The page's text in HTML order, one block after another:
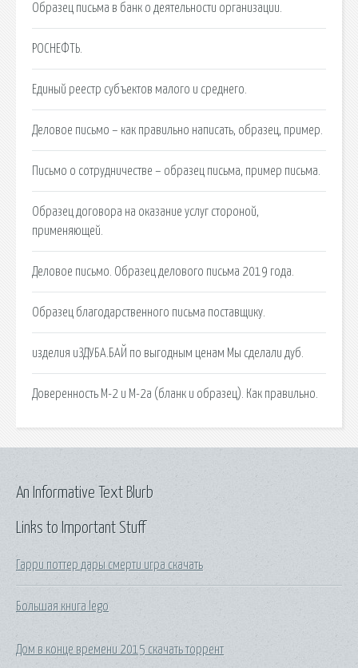
Образец письма в банк о деятельности организации.
РОСНЕФТЬ.
Единый реестр субъектов малого и среднего.
Деловое письмо – как правильно написать, образец, пример.
Письмо о сотрудничестве – образец письма, пример письма.
Образец договора на оказание услуг стороной,
применяющей.
Деловое письмо. Образец делового письма 2019 года.
Образец благодарственного письма поставщику.
изделия иЗДУБА.БАЙ по выгодным ценам Мы сделали дуб.
Доверенность М-2 и М-2а (бланк и образец). Как правильно.
Links to Important Stuff
Гарри поттер дары смерти игра скачать
Большая книга lego
Дом в конце времени 2015 скачать торрент
An Informative Text Blurb